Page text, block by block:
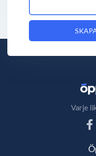
Varje